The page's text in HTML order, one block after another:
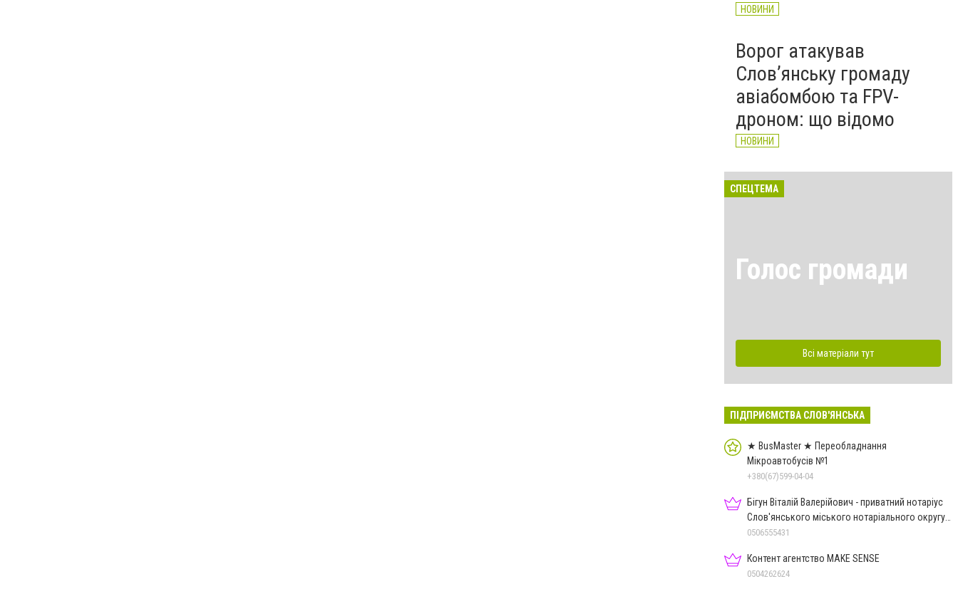
НОВИНИ
Ворог атакував
Слов’янську громаду
авіабомбою та FPV-
дроном: що відомо
НОВИНИ
СПЕЦТЕМА
Голос громади
Всі матеріали тут
ПІДПРИЄМСТВА СЛОВ'ЯНСЬКА
★ BusMaster ★ Переобладнання
Мікроавтобусів №1
+380(67)599-04-04
Бігун Віталій Валерійович - приватний нотаріус
Слов'янського міського нотаріального округу
Дон.обл.
0506555431
Контент агентство MAKE SENSE
0504262624